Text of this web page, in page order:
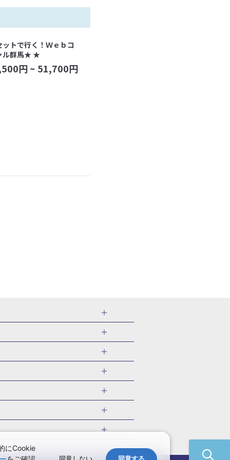
ットで行く！Ｗｅｂコ
ル群馬★ ★
円 ~ 51,700円
阜県
愛知県
愛媛県
中国
・旅館
旅館
旅館
ま温泉(山形)
井)
関東
関西
千葉旅行・ツアー
旅行・ツアー
ー
旅行・ツアー
内旅行
にCookie
同意しない 同意する